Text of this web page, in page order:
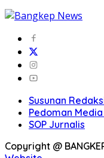
Susunan
Pedoman
SOP Jurnalis
Copyright @